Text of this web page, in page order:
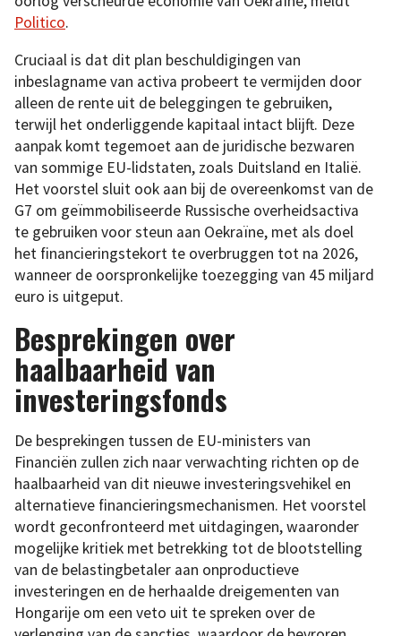
Politico.
Cruciaal is dat dit plan beschuldigingen van
inbeslagname van activa probeert te vermijden door
alleen de rente uit de beleggingen te gebruiken,
terwijl het onderliggende kapitaal intact blijft. Deze
aanpak komt tegemoet aan de juridische bezwaren
van sommige EU-lidstaten, zoals Duitsland en Italië.
Het voorstel sluit ook aan bij de overeenkomst van de
G7 om geïmmobiliseerde Russische overheidsactiva
te gebruiken voor steun aan Oekraïne, met als doel
het financieringstekort te overbruggen tot na 2026,
wanneer de oorspronkelijke toezegging van 45 miljard
euro is uitgeput.
Besprekingen over
haalbaarheid van
investeringsfonds
De besprekingen tussen de EU-ministers van
Financiën zullen zich naar verwachting richten op de
haalbaarheid van dit nieuwe investeringsvehikel en
alternatieve financieringsmechanismen. Het voorstel
wordt geconfronteerd met uitdagingen, waaronder
mogelijke kritiek met betrekking tot de blootstelling
van de belastingbetaler aan onproductieve
investeringen en de herhaalde dreigementen van
Hongarije om een veto uit te spreken over de